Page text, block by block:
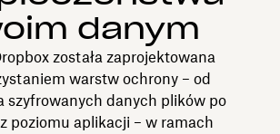
danym
została zaprojektowana
warstw ochrony – od
szyfrowanych danych plików po
poziomu aplikacji – w ramach